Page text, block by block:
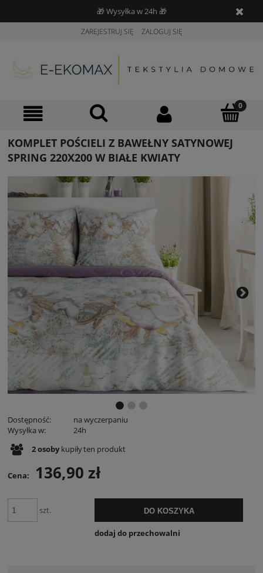
🎁 Wysyłka w 24h 🎁
ZAREJESTRUJ SIĘ ZALOGUJ SIĘ
KOMPLET POŚCIELI Z BAWEŁNY SATYNOWEJ
SPRING 220X200 W BIAŁE KWIATY
Dostępność:
na wyczerpaniu
Wysyłka w:
24h
2osoby kupiłyten produkt
Cena: 136,90 zł
szt. DO KOSZYKA
dodaj do przechowalni